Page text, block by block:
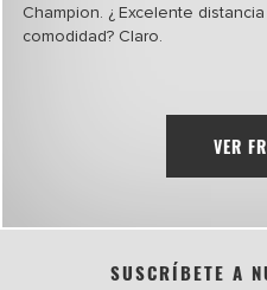
Champion. ¿ Excelente
comodidad? Claro.
VER
SUSCRÍBETE A